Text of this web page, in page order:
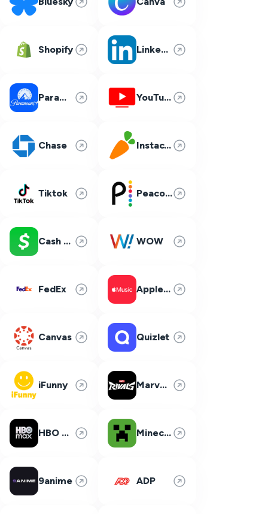
Shopify LinkedIn
Paramount Plus YouTube TV
Chase Instacart
Tiktok Peacock
Cash App WOW
FedEx Apple Music
Canvas Quizlet
iFunny Marvel Rivals
HBO Max Minecraft
9anime ADP